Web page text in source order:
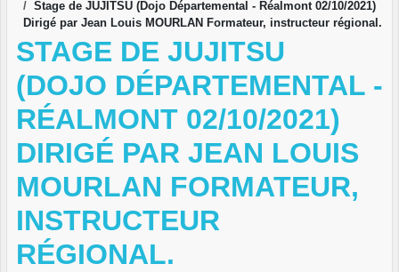
Stage de JUJITSU (Dojo Départemental - Réalmont 02/10/2021)
Dirigé par Jean Louis MOURLAN Formateur, instructeur régional.
STAGE DE JUJITSU
(DOJO DÉPARTEMENTAL -
RÉALMONT 02/10/2021)
DIRIGÉ PAR JEAN LOUIS
MOURLAN FORMATEUR,
INSTRUCTEUR
RÉGIONAL.